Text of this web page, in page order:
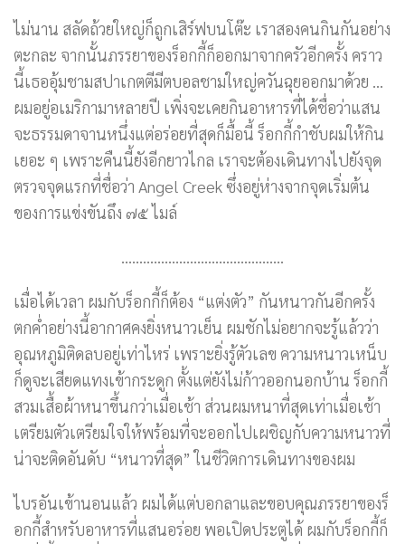
ไม่นาน สลัดถ้วยใหญ่ก็ถูกเสิร์ฟบนโต๊ะ เราสองคนกินกันอย่าง
ตะกละ จากนั้นภรรยาของร็อกกี้ก็ออกมาจากครัวอีกครั้ง คราว
นี้เธออุ้มชามสปาเกตตีมีตบอลชามใหญ่ควันฉุยออกมาด้วย …
ผมอยู่อเมริกามาหลายปี เพิ่งจะเคยกินอาหารที่ได้ชื่อว่าแสน
จะธรรมดาจานหนึ่งแต่อร่อยที่สุดก็มื้อนี้ ร็อกกี้กำชับผมให้กิน
เยอะ ๆ เพราะคืนนี้ยังอีกยาวไกล เราจะต้องเดินทางไปยังจุด
ตรวจจุดแรกที่ชื่อว่า Angel Creek ซึ่งอยู่ห่างจากจุดเริ่มต้น
ของการแข่งขันถึง ๗๕ ไมล์
………………………………………
เมื่อได้เวลา ผมกับร็อกกี้ก็ต้อง “แต่งตัว” กันหนาวกันอีกครั้ง
ตกค่ำอย่างนี้อากาศคงยิ่งหนาวเย็น ผมชักไม่อยากจะรู้แล้วว่า
อุณหภูมิติดลบอยู่เท่าไหร่ เพราะยิ่งรู้ตัวเลข ความหนาวเหน็บ
ก็ดูจะเสียดแทงเข้ากระดูก ตั้งแต่ยังไม่ก้าวออกนอกบ้าน ร็อกกี้
สวมเสื้อผ้าหนาขึ้นกว่าเมื่อเช้า ส่วนผมหนาที่สุดเท่าเมื่อเช้า
เตรียมตัวเตรียมใจให้พร้อมที่จะออกไปเผชิญกับความหนาวที่
น่าจะติดอันดับ “หนาวที่สุด” ในชีวิตการเดินทางของผม
ไบรอันเข้านอนแล้ว ผมได้แต่บอกลาและขอบคุณภรรยาของร็
อกกี้สำหรับอาหารที่แสนอร่อย พอเปิดประตูได้ ผมกับร็อกกี้ก็